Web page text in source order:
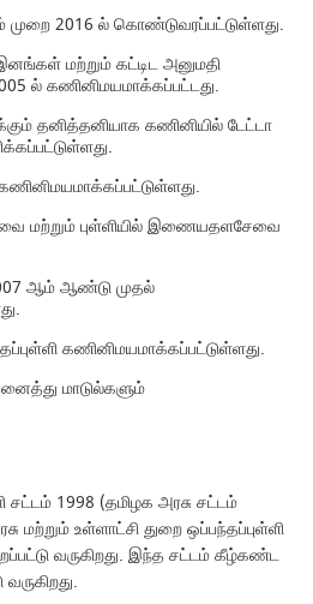
2016 ல் கொண்டுவரப்பட்டுள்ளது.
மற்றும் கட்டிட அனுமதி
ல் கணினிமயமாக்கப்பட்டது.
தனித்தனியாக கணினியில் டேட்டா
மற்றும் புள்ளியில் இணையதளசேவை
ஆம் ஆண்டு முதல்
கணினிமயமாக்கப்பட்டுள்ளது.
மாடுல்களும்
சட்டம் 1998 (தமிழக அரசு சட்டம்
மற்றும் உள்ளாட்சி துறை ஒப்பந்தப்புள்ளி
வருகிறது. இந்த சட்டம் கீழ்கண்ட